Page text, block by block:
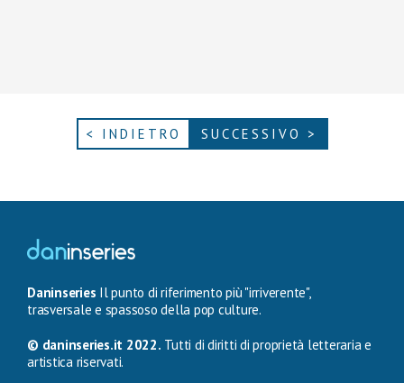
< INDIETRO SUCCESSIVO >
Daninseries Il punto di riferimento più "irriverente",
trasversale e spassoso della pop culture.
© daninseries.it 2022. Tutti di diritti di proprietà letteraria e
artistica riservati.